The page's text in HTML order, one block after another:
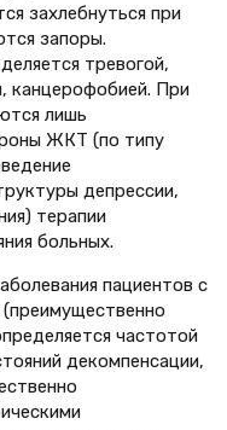
захлебнуться при
запоры.
тревогой,
канцерофобией. При
лишь
ЖКТ (по типу
депрессии,
терапии
больных.
пациентов с
частотой
декомпенсации,